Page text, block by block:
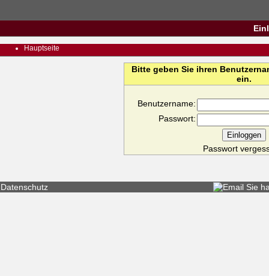
Hauptseite
Bitte geben Sie ihren
ein.
Benutzername:
Passwort:
Passwort
Datenschutz Sie